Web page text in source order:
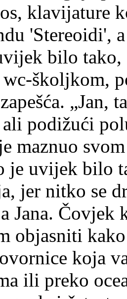
klavijature
'Stereoidi',
bilo
wc-školjkom,
„Jan,
podižući
maznuo
je uvijek bilo
jer nitko se
Jana. Čovjek
objasniti
koja
ili preko